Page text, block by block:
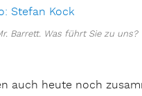
Barrett. Was führt Sie zu uns?
auch heute noch